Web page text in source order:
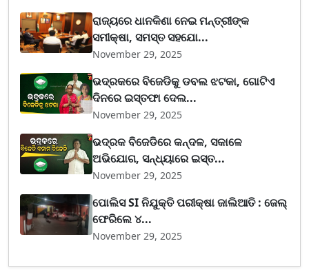
ରାଜ୍ୟରେ ଧାନକିଣା ନେଇ ମନ୍ତ୍ରୀଙ୍କ
ସମୀକ୍ଷା, ସମସ୍ତ ସହଯୋ...
November 29, 2025
ଭଦ୍ରକରେ ବିଜେଡିକୁ ଡବଲ ଝଟକା, ଗୋଟିଏ
ଦିନରେ ଇସ୍ତଫା ଦେଲ...
November 29, 2025
ଭଦ୍ରକ ବିଜେଡିରେ କନ୍ଦଳ, ସକାଳେ
ଅଭିଯୋଗ, ସନ୍ଧ୍ୟାରେ ଇସ୍ତ...
November 29, 2025
ପୋଲିସ SI ନିଯୁକ୍ତି ପରୀକ୍ଷା ଜାଲିଆତି : ଜେଲ୍
ଫେରିଲେ ୪...
November 29, 2025